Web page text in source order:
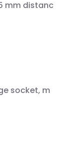
mm distanc
socket, m